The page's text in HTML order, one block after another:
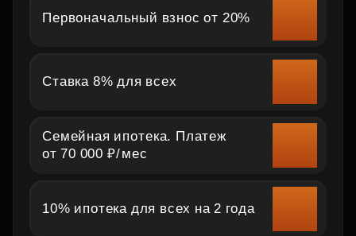
Первоначальный взнос от 20%
Ставка 8% для всех
Семейная ипотека. Платеж
от 70 000 ₽⁠/⁠мес
10% ипотека для всех на 2 года